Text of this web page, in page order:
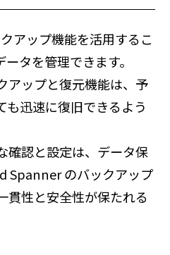
アップ機能を活用するこ
タを管理できます。
アップと復元機能は、予
も迅速に復旧できるよう
確認と設定は、データ保
Spanner のバックアップ
貫性と安全性が保たれる